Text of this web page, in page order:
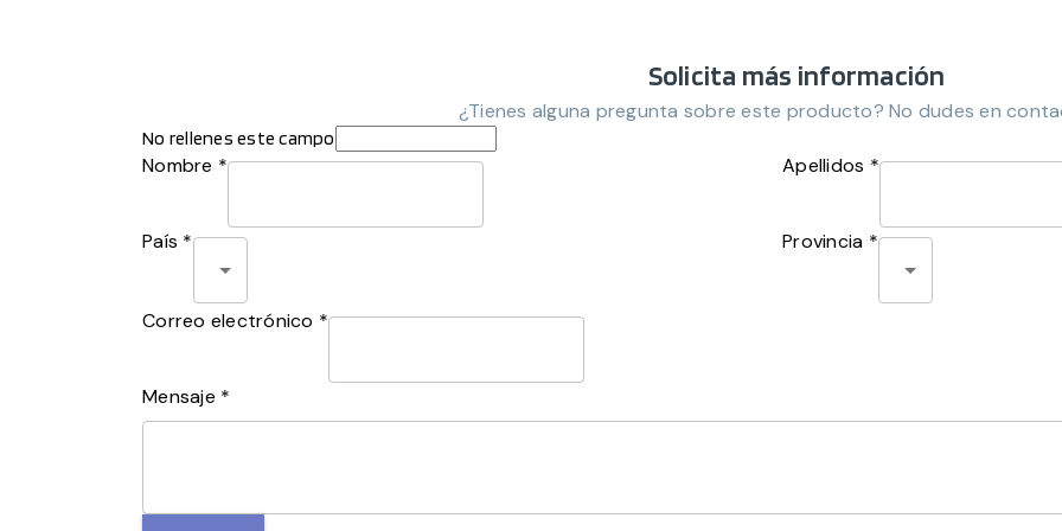
Solicita más información
¿Tienes alguna pregunta sobre este producto? No dudes en
No rellenes este campo
Nombre * Apellidos *
País * Provincia *
Correo electrónico *
Mensaje *